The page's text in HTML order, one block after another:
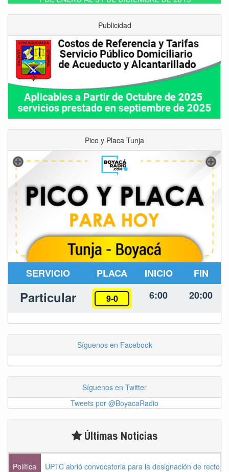
Publicidad
Pico y Placa Tunja
SERVICIO PLACA INICIO FIN
Particular 9-0 6:00 20:00
Síguenos en Facebook
Síguenos en Twitter
Tweets por @BoyacaRadio
Últimas Noticias
Política UPTC abrió convocatoria para la designación de rector